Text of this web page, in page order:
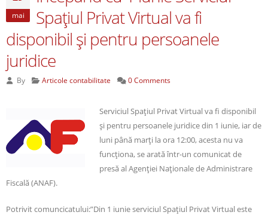
mai
Spațiul Privat Virtual va fi
disponibil și pentru persoanele
juridice
By Articole contabilitate 0 Comments
Serviciul Spațiul Privat Virtual va fi disponibil
și pentru persoanele juridice din 1 iunie, iar de
luni până marți la ora 12:00, acesta nu va
funcționa, se arată într-un comunicat de
presă al Agenției Naționale de Administrare
Fiscală (ANAF).
Potrivit comuncicatului:”Din 1 iunie serviciul Spațiul Privat Virtual este